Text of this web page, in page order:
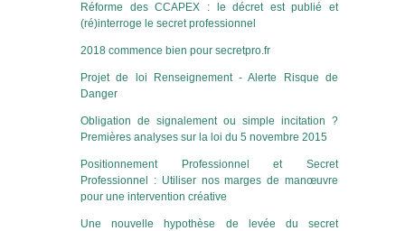
Réforme des CCAPEX : le décret est publié et
(ré)interroge le secret professionnel
2018 commence bien pour secretpro.fr
Projet de loi Renseignement - Alerte Risque de
Danger
Obligation de signalement ou simple incitation ?
Premières analyses sur la loi du 5 novembre 2015
Positionnement Professionnel et Secret
Professionnel : Utiliser nos marges de manœuvre
pour une intervention créative
Une nouvelle hypothèse de levée du secret